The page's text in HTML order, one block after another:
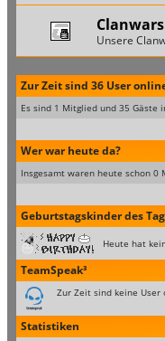
Clanwars
Unsere
Zur Zeit sind 36 User
Es sind 1 Mitglied und 35 Gäste
Wer war heute da?
Insgesamt waren heute schon
Geburtstagskinder des
Heute hat
TeamSpeak³
Zur Zeit sind keine User
Statistiken